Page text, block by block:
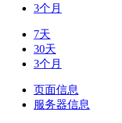
3个月
7天
30天
3个月
页面信息
服务器信息